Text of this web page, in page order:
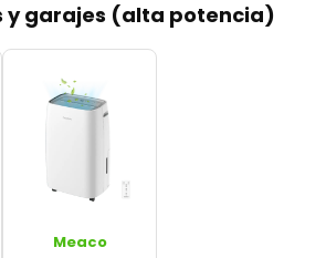
y garajes (alta potencia)
Meaco